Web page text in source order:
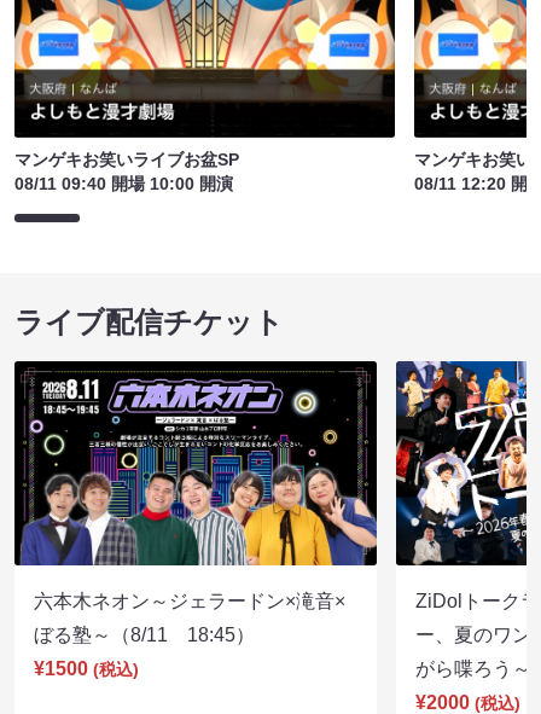
マンゲキお笑いライブお盆SP
08/11 09:40 開場 10:00 開演
マンゲキお笑い
08/11 12:20 開
ライブ配信チケット
六本木ネオン～ジェラードン×滝音×
ぼる塾～（8/11 18:45）
¥1500 (税込)
ZiDolトーク
ー、夏のワン
がら喋ろう
¥2000 (税込)